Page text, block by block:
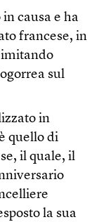
causa e ha
francese, in
imitando
sul
in
quello di
il quale, il
la sua